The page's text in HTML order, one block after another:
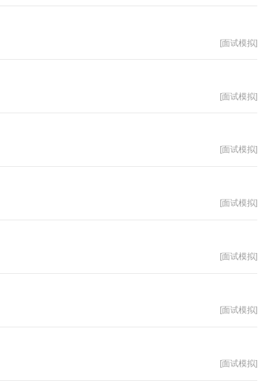
[面试模拟]
[面试模拟]
[面试模拟]
[面试模拟]
[面试模拟]
[面试模拟]
[面试模拟]